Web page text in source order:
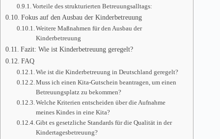
Vorteile des strukturierten Betreuungsalltags:
Fokus auf den Ausbau der Kinderbetreuung
Weitere Maßnahmen für den Ausbau der
Kinderbetreuung
Fazit: Wie ist Kinderbetreuung geregelt?
FAQ
Wie ist die Kinderbetreuung in Deutschland geregelt?
Muss ich einen Kita-Gutschein beantragen, um einen
Betreuungsplatz zu bekommen?
Welche Kriterien entscheiden über die Aufnahme
meines Kindes in eine Kita?
Gibt es gesetzliche Standards für die Qualität in der
Kindertagesbetreuung?